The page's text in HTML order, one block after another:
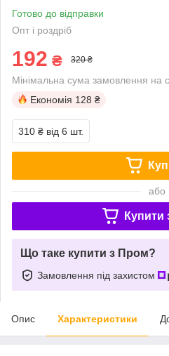
Готово до відправки
Опт і роздріб
192 ₴ 320 ₴
Мінімальна сума замовлення на
Економія 128 ₴
310 ₴ від 6 шт.
або
Купити
Що таке купити з Пром?
Замовлення під захистом
Опис Характеристики